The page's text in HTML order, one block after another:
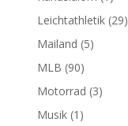
Leichtathletik(29)
Mailand (5)
MLB (90)
Motorrad (3)
Musik(1)